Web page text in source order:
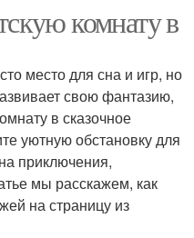
комнату в
место для сна и игр, но
свою фантазию,
в сказочное
уютную обстановку для
приключения,
мы расскажем, как
на страницу из